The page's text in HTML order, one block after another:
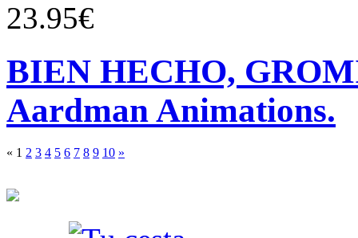
23.95€
BIEN HECHO,
Aardman Animations.
« 1 2 3 4 5 6 7 8 9 10 »